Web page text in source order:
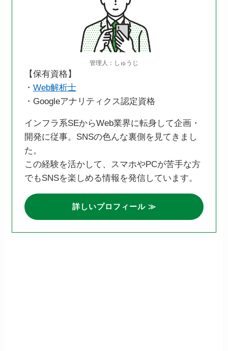
管理人：しゅうじ
【保有資格】
・ Web解析士
・Googleアナリティクス認定資格
インフラ系SEからWeb業界に転身して企画・
開発に従事。SNSの色んな裏側を見てきまし
た。
この経験を活かして、スマホやPCが苦手な方
でもSNSを楽しめる情報を発信しています。
詳しいプロフィール ≫